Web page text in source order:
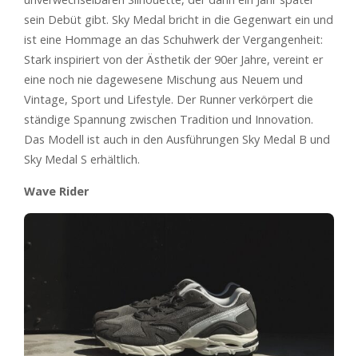
sein Debüt gibt. Sky Medal bricht in die Gegenwart ein und
ist eine Hommage an das Schuhwerk der Vergangenheit:
Stark inspiriert von der Ästhetik der 90er Jahre, vereint er
eine noch nie dagewesene Mischung aus Neuem und
Vintage, Sport und Lifestyle. Der Runner verkörpert die
ständige Spannung zwischen Tradition und Innovation.
Das Modell ist auch in den Ausführungen Sky Medal B und
Sky Medal S erhältlich.
Wave Rider